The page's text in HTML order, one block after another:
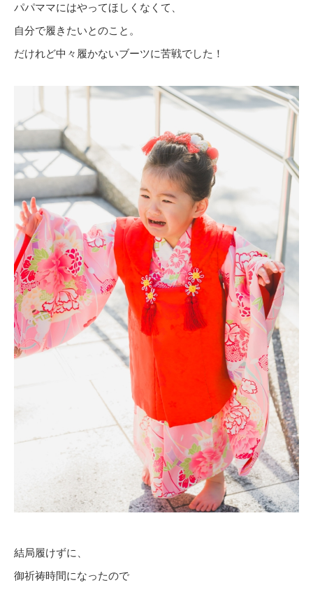
パパママにはやってほしくなくて、
自分で履きたいとのこと。
だけれど中々履かないブーツに苦戦でした！
結局履けずに、
御祈祷時間になったので